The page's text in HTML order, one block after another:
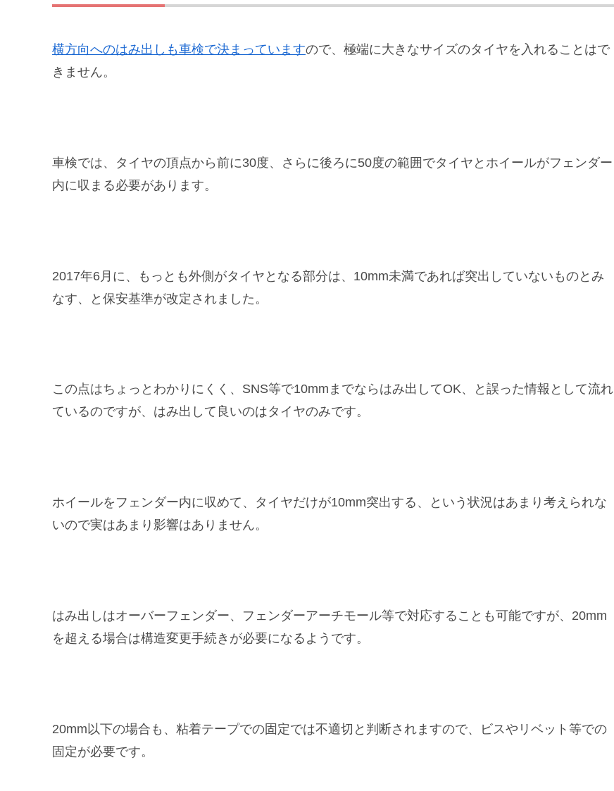
横方向へのはみ出しも車検で決まっていますので、極端に大きなサイズのタイヤを入れることはで
きません。
車検では、タイヤの頂点から前に30度、さらに後ろに50度の範囲でタイヤとホイールがフェンダー
内に収まる必要があります。
2017年6月に、もっとも外側がタイヤとなる部分は、10mm未満であれば突出していないものとみ
なす、と保安基準が改定されました。
この点はちょっとわかりにくく、SNS等で10mmまでならはみ出してOK、と誤った情報として流れ
ているのですが、はみ出して良いのはタイヤのみです。
ホイールをフェンダー内に収めて、タイヤだけが10mm突出する、という状況はあまり考えられな
いので実はあまり影響はありません。
はみ出しはオーバーフェンダー、フェンダーアーチモール等で対応することも可能ですが、20mm
を超える場合は構造変更手続きが必要になるようです。
20mm以下の場合も、粘着テープでの固定では不適切と判断されますので、ビスやリベット等での
固定が必要です。